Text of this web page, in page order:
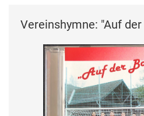
Vereinshymne: "Auf